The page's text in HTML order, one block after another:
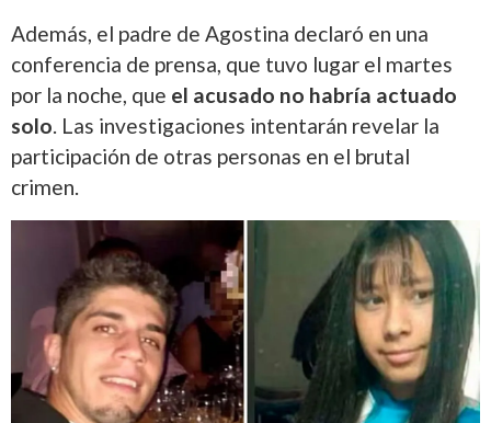
Además, el padre de Agostina declaró en una
conferencia de prensa, que tuvo lugar el martes
por la noche, que el acusado no habría actuado
solo. Las investigaciones intentarán revelar la
participación de otras personas en el brutal
crimen.